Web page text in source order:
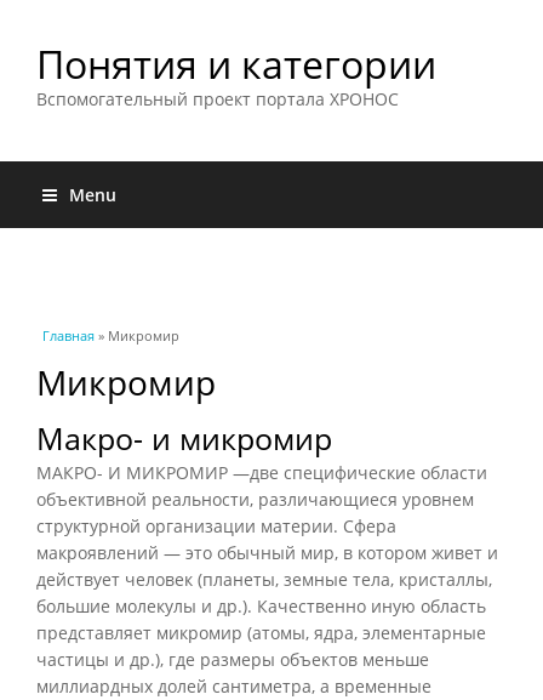
Понятия и категории
Вспомогательный проект портала ХРОНОС
Menu
Вы здесь
Главная » Микромир
Микромир
Макро- и микромир
МАКРО- И МИКРОМИР —две специфические области
объективной реальности, различающиеся уровнем
структурной организации материи. Сфера
макроявлений — это обычный мир, в котором живет и
действует человек (планеты, земные тела, кристаллы,
большие молекулы и др.). Качественно иную область
представляет микромир (атомы, ядра, элементарные
частицы и др.), где размеры объектов меньше
миллиардных долей сантиметра, а временные